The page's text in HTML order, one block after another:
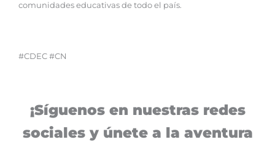
comunidades educativas de todo el país.
#CDEC #CN
¡Síguenos en nuestras redes
sociales y únete a la aventura